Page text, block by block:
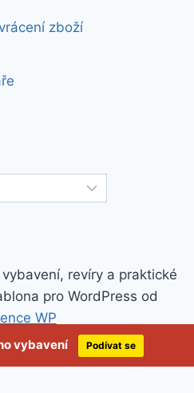
zboží
revíry a praktické
pro WordPress od
WP
vybavení Podívat se